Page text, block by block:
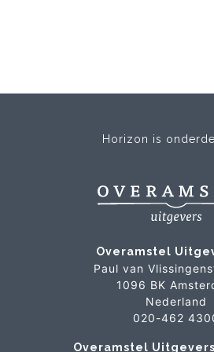
Horizon is
Overamstel
Paul van
1096 BK
Nederland
020-462
Overamstel